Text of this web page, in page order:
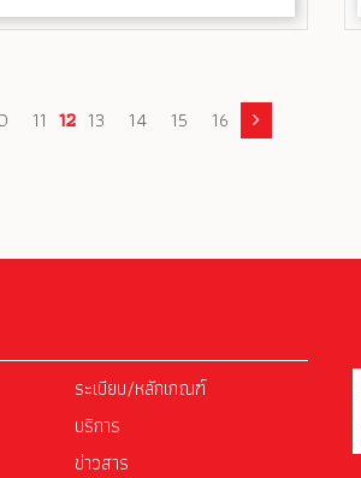
11 12 13 14 15 16
ระเบียบ/หลักเกณฑ์
บริการ
ข่าวสาร